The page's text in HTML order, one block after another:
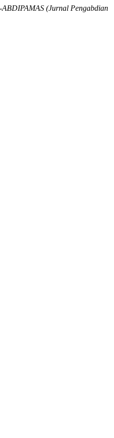
ABDIPAMAS (Jurnal Pengabdian